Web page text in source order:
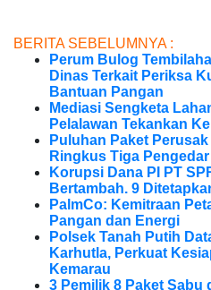
BERITA SEBELUMNYA :
Perum Bulog
Dinas Terkait Periksa
Bantuan Pangan
Mediasi Sengketa
Pelalawan Tekankan
Puluhan Paket
Ringkus Tiga
Korupsi Dana PI PT
Bertambah. 9
PalmCo: Kemitraan
Pangan dan Energi
Polsek Tanah Putih
Karhutla, Perkuat
Kemarau
3 Pemilik 8 Paket Sabu